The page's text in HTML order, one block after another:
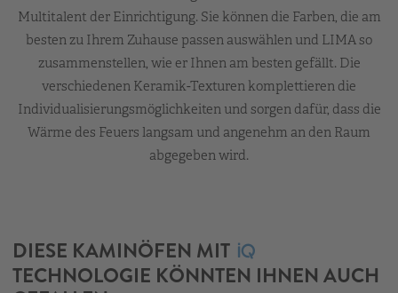
Multitalent der Einrichtigung. Sie können die Farben, die am
besten zu Ihrem Zuhause passen auswählen und LIMA so
zusammenstellen, wie er Ihnen am besten gefällt. Die
verschiedenen Keramik-Texturen komplettieren die
Individualisierungsmöglichkeiten und sorgen dafür, dass die
Wärme des Feuers langsam und angenehm an den Raum
abgegeben wird.
DIESE KAMINÖFEN MIT
TECHNOLOGIE KÖNNTEN IHNEN AUCH